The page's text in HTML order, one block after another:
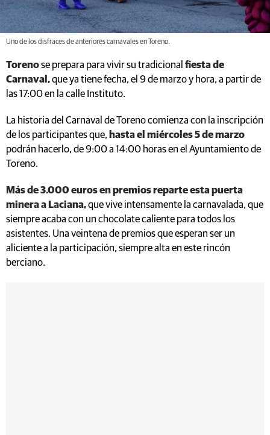
Uno de los disfraces de anteriores carnavales en Toreno.
Torenose prepara para vivir su tradicional fiesta de
Carnaval,que ya tiene fecha, el 9 de marzo y hora, a partir de
las 17:00 en la calle Instituto.
La historia del Carnaval de Toreno comienza con la inscripción
de los participantes que, hasta el miércoles 5 de marzo
podrán hacerlo, de 9:00 a 14:00 horas en el Ayuntamiento de
Toreno.
Más de 3.000 euros en premios reparte esta puerta
minera a Laciana,que vive intensamente la carnavalada, que
siempre acaba con un chocolate caliente para todos los
asistentes. Una veintena de premios que esperan ser un
aliciente a la participación, siempre alta en este rincón
berciano.